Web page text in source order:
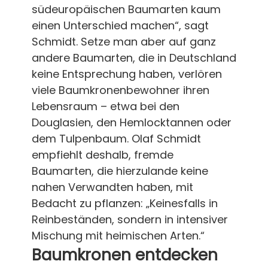
südeuropäischen Baumarten kaum
einen Unterschied machen“, sagt
Schmidt. Setze man aber auf ganz
andere Baumarten, die in Deutschland
keine Entsprechung haben, verlören
viele Baumkronenbewohner ihren
Lebensraum – etwa bei den
Douglasien, den Hemlocktannen oder
dem Tulpenbaum. Olaf Schmidt
empfiehlt deshalb, fremde
Baumarten, die hierzulande keine
nahen Verwandten haben, mit
Bedacht zu pflanzen: „Keinesfalls in
Reinbeständen, sondern in intensiver
Mischung mit heimischen Arten.“
Baumkronen entdecken